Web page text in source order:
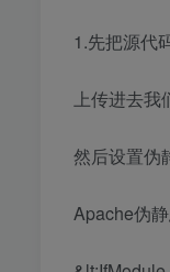
1.先把源代
上传进去我
然后设置伪
Apache伪静